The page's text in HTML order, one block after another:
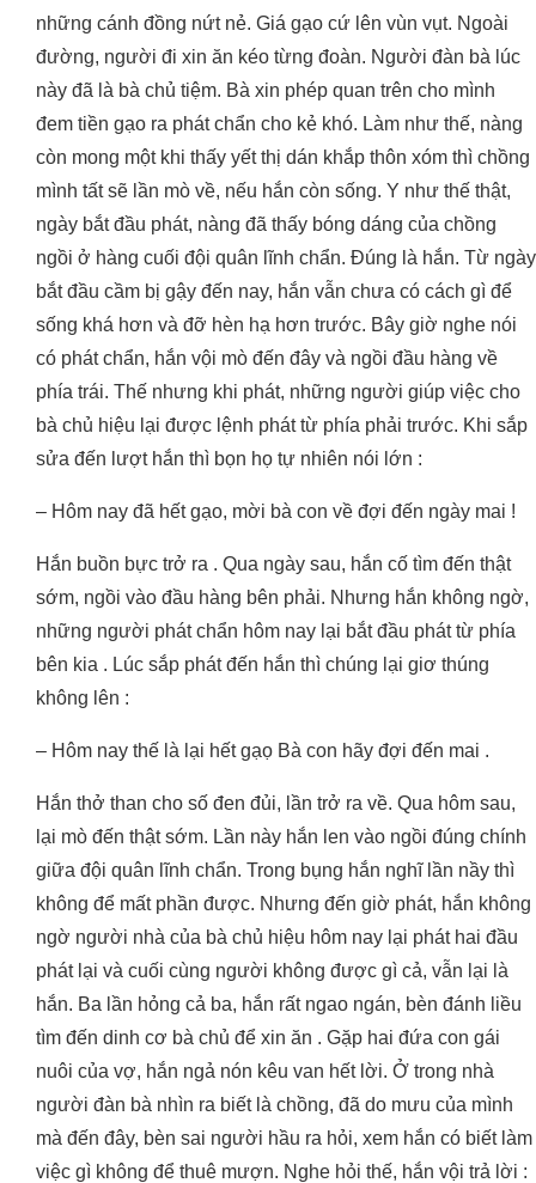
những cánh đồng nứt nẻ. Giá gạo cứ lên vùn vụt. Ngoài
đường, người đi xin ăn kéo từng đoàn. Người đàn bà lúc
này đã là bà chủ tiệm. Bà xin phép quan trên cho mình
đem tiền gạo ra phát chẩn cho kẻ khó. Làm như thế, nàng
còn mong một khi thấy yết thị dán khắp thôn xóm thì chồng
mình tất sẽ lần mò về, nếu hắn còn sống. Y như thế thật,
ngày bắt đầu phát, nàng đã thấy bóng dáng của chồng
ngồi ở hàng cuối đội quân lĩnh chẩn. Đúng là hắn. Từ ngày
bắt đầu cầm bị gậy đến nay, hắn vẫn chưa có cách gì để
sống khá hơn và đỡ hèn hạ hơn trước. Bây giờ nghe nói
có phát chẩn, hắn vội mò đến đây và ngồi đầu hàng về
phía trái. Thế nhưng khi phát, những người giúp việc cho
bà chủ hiệu lại được lệnh phát từ phía phải trước. Khi sắp
sửa đến lượt hắn thì bọn họ tự nhiên nói lớn :
– Hôm nay đã hết gạo, mời bà con về đợi đến ngày mai !
Hắn buồn bực trở ra . Qua ngày sau, hắn cố tìm đến thật
sớm, ngồi vào đầu hàng bên phải. Nhưng hắn không ngờ,
những người phát chẩn hôm nay lại bắt đầu phát từ phía
bên kia . Lúc sắp phát đến hắn thì chúng lại giơ thúng
không lên :
– Hôm nay thế là lại hết gạọ Bà con hãy đợi đến mai .
Hắn thở than cho số đen đủi, lần trở ra về. Qua hôm sau,
lại mò đến thật sớm. Lần này hắn len vào ngồi đúng chính
giữa đội quân lĩnh chẩn. Trong bụng hắn nghĩ lần nầy thì
không để mất phần được. Nhưng đến giờ phát, hắn không
ngờ người nhà của bà chủ hiệu hôm nay lại phát hai đầu
phát lại và cuối cùng người không được gì cả, vẫn lại là
hắn. Ba lần hỏng cả ba, hắn rất ngao ngán, bèn đánh liều
tìm đến dinh cơ bà chủ để xin ăn . Gặp hai đứa con gái
nuôi của vợ, hắn ngả nón kêu van hết lời. Ở trong nhà
người đàn bà nhìn ra biết là chồng, đã do mưu của mình
mà đến đây, bèn sai người hầu ra hỏi, xem hắn có biết làm
việc gì không để thuê mượn. Nghe hỏi thế, hắn vội trả lời :